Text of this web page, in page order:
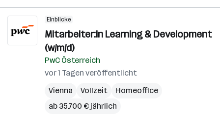
Einblicke
Mitarbeiter:in Learning & Development
(w/m/d)
PwC Österreich
vor 1 Tagen veröffentlicht
Vienna
Vollzeit
Homeoffice
ab 35.700 € jährlich